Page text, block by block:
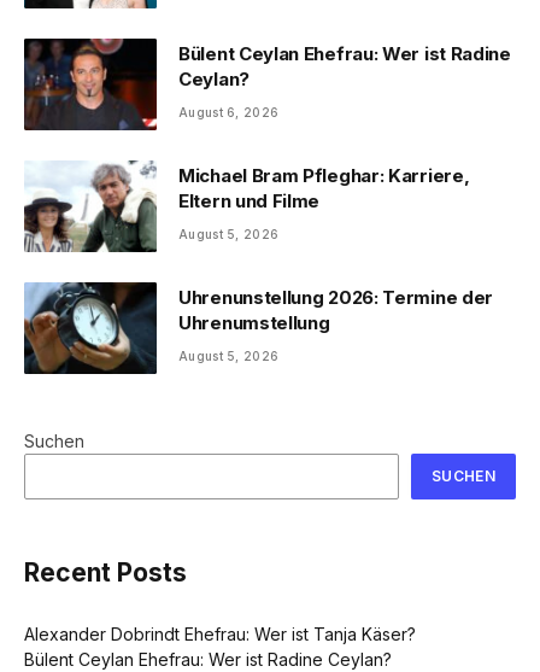
Bülent Ceylan Ehefrau: Wer ist Radine
Ceylan?
August 6, 2026
Michael Bram Pfleghar: Karriere,
Eltern und Filme
August 5, 2026
Uhrenunstellung 2026: Termine der
Uhrenumstellung
August 5, 2026
Suchen
SUCHEN
Recent Posts
Alexander Dobrindt Ehefrau: Wer ist Tanja Käser?
Bülent Ceylan Ehefrau: Wer ist Radine Ceylan?